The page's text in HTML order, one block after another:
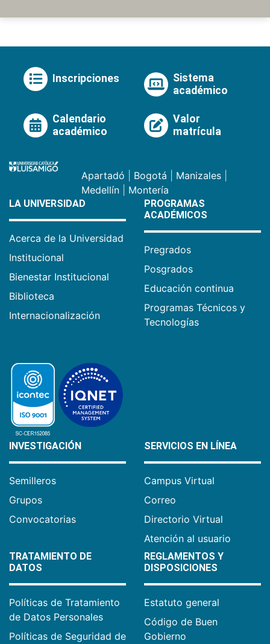
Inscripciones
Sistema
académico
Calendario
académico
Valor
matrícula
Apartadó Bogotá Manizales
Medellín
Montería
LA UNIVERSIDAD
Acerca de la Universidad
Institucional
Bienestar Institucional
Biblioteca
Internacionalización
PROGRAMAS
ACADÉMICOS
Pregrados
Posgrados
Educación continua
Programas Técnicos y
Tecnologías
INVESTIGACIÓN
Semilleros
Grupos
Convocatorias
SERVICIOS EN LÍNEA
Campus Virtual
Correo
Directorio Virtual
Atención al usuario
TRATAMIENTO DE
DATOS
Políticas de Tratamiento
de Datos Personales
Políticas de Seguridad de
REGLAMENTOS Y
DISPOSICIONES
Estatuto general
Código de Buen
Gobierno